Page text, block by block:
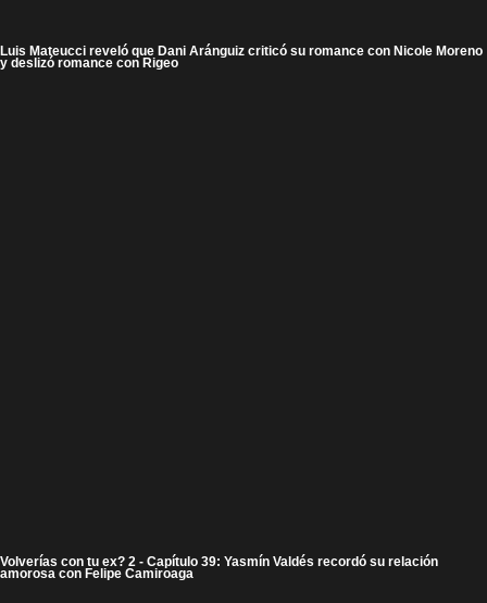
Luis Mateucci reveló que Dani Aránguiz criticó su romance con Nicole Moreno
y deslizó romance con Rigeo
Volverías con tu ex? 2 - Capítulo 39: Yasmín Valdés recordó su relación
amorosa con Felipe Camiroaga